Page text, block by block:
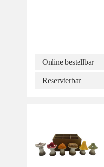
Online bestellbar
Reservierbar